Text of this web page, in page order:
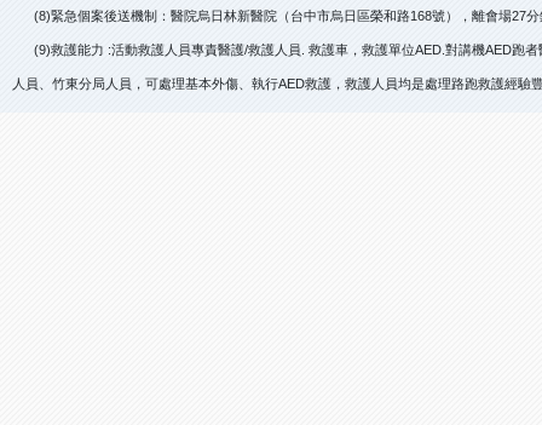
(8)緊急個案後送機制：醫院烏日林新醫院（台中市烏日區榮和路168號），離會場27分
(9)救護能力 :活動救護人員專責醫護/救護人員. 救護車，救護單位AED.對講機AED跑
人員、竹東分局人員，可處理基本外傷、執行AED救護，救護人員均是處理路跑救護經驗